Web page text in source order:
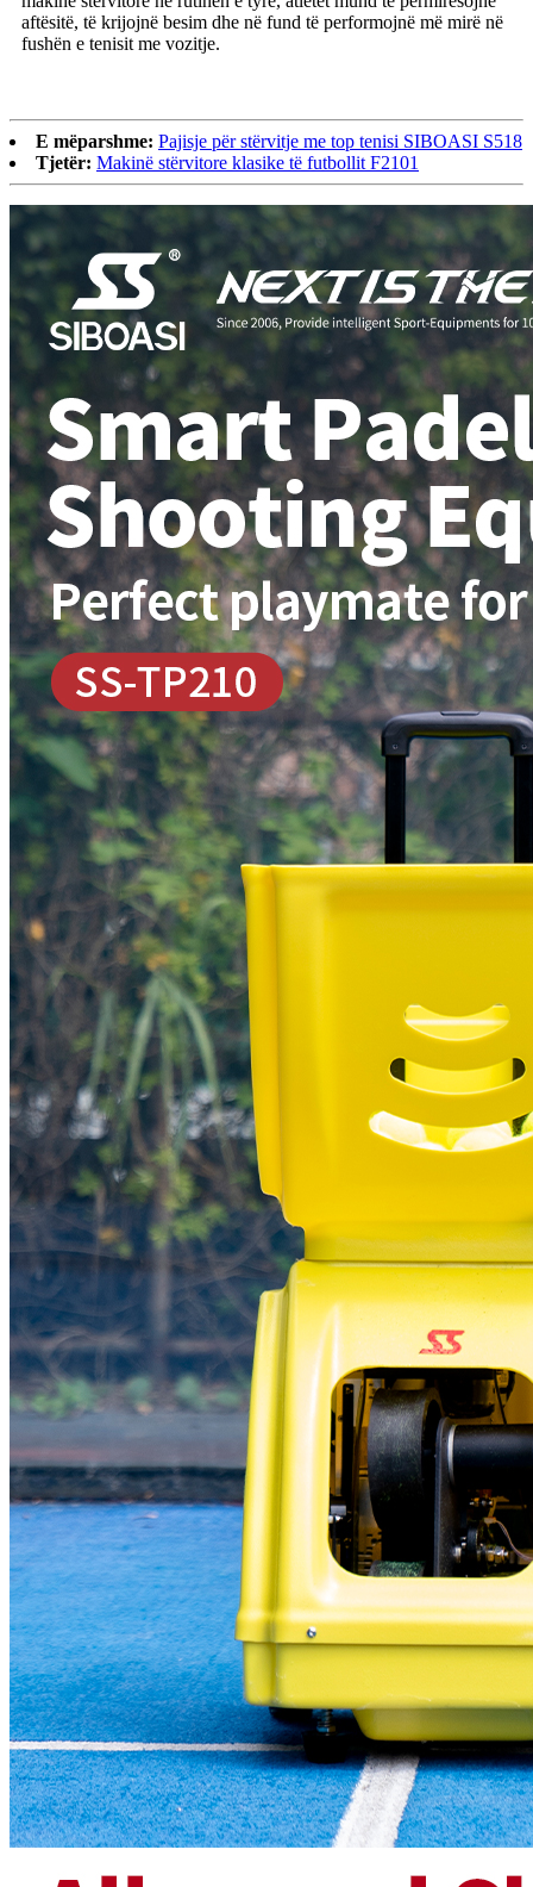
aftësitë, të krijojnë besim dhe në fund të performojnë më mirë në
fushën e tenisit me vozitje.
E mëparshme: Pajisje për stërvitje me top tenisi SIBOASI S518
Tjetër: Makinë stërvitore klasike të futbollit F2101